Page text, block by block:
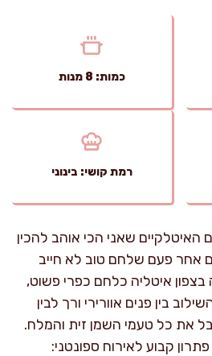
כמות: 8 מנות
רמת קושי: בינוני
שאני הכי אוהב להכין
אחר פעם שלחם טוב לא חייב
בצפון איטליה כלחם כפרי פשוט,
בין פנים אוורירי ורך לבין
את כל טעמי השמן זית והמלח.
קבוע לאירוח ספונטני: